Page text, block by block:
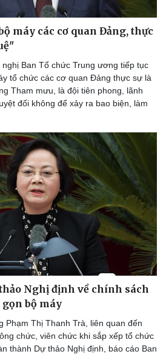
Nghệ sĩ
Sao Việt
Câu chuyện thời sự
Đọc truyện đêm khuya
Cửa sổ tình yêu
Kể chuyện cho bé
Hạt giống tâm hồn
máy các cơ quan Đảng, thực
Ban Tổ chức Trung ương tiếp tục
tổ chức các cơ quan Đảng thực sự là
Tham mưu, là đội tiên phong, lãnh
đối không để xảy ra bao biện, làm
Nghị định về chính sách
bộ máy
Phạm Thị Thanh Trà, liên quan đến
chức, viên chức khi sắp xếp tổ chức
thành Dự thảo Nghị định, báo cáo Ban